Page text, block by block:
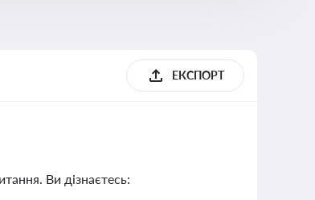
ЕКСПОРТ
Ви дізнаєтесь: